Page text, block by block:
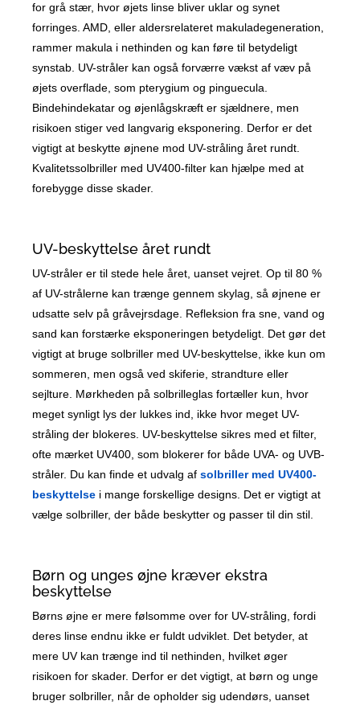
for grå stær, hvor øjets linse bliver uklar og synet
forringes. AMD, eller aldersrelateret makuladegeneration,
rammer makula i nethinden og kan føre til betydeligt
synstab. UV-stråler kan også forværre vækst af væv på
øjets overflade, som pterygium og pinguecula.
Bindehindekatar og øjenlågskræft er sjældnere, men
risikoen stiger ved langvarig eksponering. Derfor er det
vigtigt at beskytte øjnene mod UV-stråling året rundt.
Kvalitetssolbriller med UV400-filter kan hjælpe med at
forebygge disse skader.
UV-beskyttelse året rundt
UV-stråler er til stede hele året, uanset vejret. Op til 80 %
af UV-strålerne kan trænge gennem skylag, så øjnene er
udsatte selv på gråvejrsdage. Refleksion fra sne, vand og
sand kan forstærke eksponeringen betydeligt. Det gør det
vigtigt at bruge solbriller med UV-beskyttelse, ikke kun om
sommeren, men også ved skiferie, strandture eller
sejlture. Mørkheden på solbrilleglas fortæller kun, hvor
meget synligt lys der lukkes ind, ikke hvor meget UV-
stråling der blokeres. UV-beskyttelse sikres med et filter,
ofte mærket UV400, som blokerer for både UVA- og UVB-
stråler. Du kan finde et udvalg afsolbriller med UV400-
beskyttelse i mange forskellige designs. Det er vigtigt at
vælge solbriller, der både beskytter og passer til din stil.
Børn og unges øjne kræver ekstra
beskyttelse
Børns øjne er mere følsomme over for UV-stråling, fordi
deres linse endnu ikke er fuldt udviklet. Det betyder, at
mere UV kan trænge ind til nethinden, hvilket øger
risikoen for skader. Derfor er det vigtigt, at børn og unge
bruger solbriller, når de opholder sig udendørs, uanset